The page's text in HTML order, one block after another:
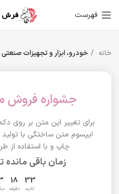
فهرست
خانه خودرو، ابزار و تجهیزات صنعتی
جشواره فروش
برای تغییر این متن بر روی
ایپسوم متن ساختگی با
چاپ و با استفاده از
زمان باقی مانده
18
دقیقه
33
ثانیه